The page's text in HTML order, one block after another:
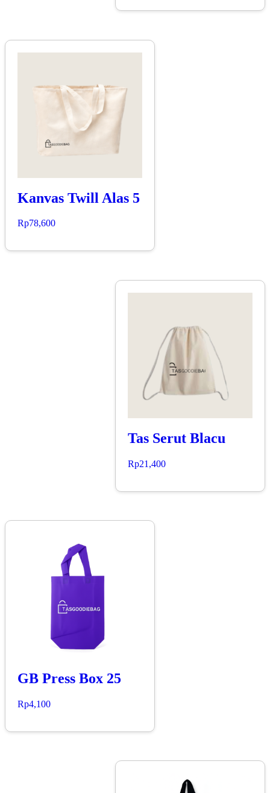
Kanvas Twill Alas 5
Rp78,600
Tas Serut Blacu
Rp21,400
GB Press Box 25
Rp4,100